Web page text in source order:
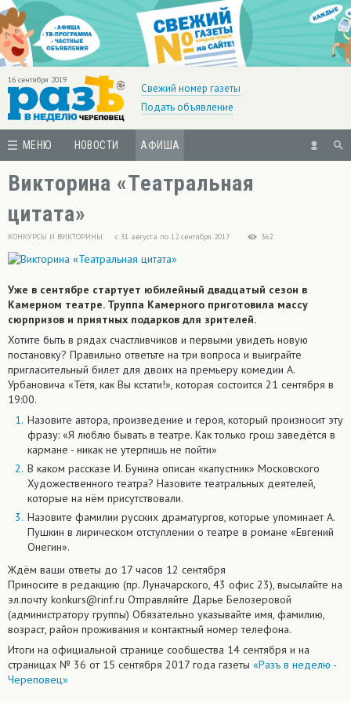
16 сентября 2019
Свежий номер газеты
Подать объявление
МЕНЮ НОВОСТИ АФИША
Викторина «Театральная
цитата»
КОНКУРСЫ И ВИКТОРИНЫ с 31 августа по 12 сентября 2017 362
Уже в сентябре стартует юбилейный двадцатый сезон в
Камерном театре. Труппа Камерного приготовила массу
сюрпризов и приятных подарков для зрителей.
Хотите быть в рядах счастливчиков и первыми увидеть новую
постановку? Правильно ответьте на три вопроса и выиграйте
пригласительный билет для двоих на премьеру комедии А.
Урбановича «Тётя, как Вы кстати!», которая состоится 21 сентября в
19:00.
Назовите автора, произведение и героя, который произносит эту
фразу: «Я люблю бывать в театре. Как только грош заведётся в
кармане - никак не утерпишь не пойти»
В каком рассказе И. Бунина описан «капустник» Московского
Художественного театра? Назовите театральных деятелей,
которые на нём присутствовали.
Назовите фамилии русских драматургов, которые упоминает А.
Пушкин в лирическом отступлении о театре в романе «Евгений
Онегин».
Ждём ваши ответы до 17 часов 12 сентября
Приносите в редакцию (пр. Луначарского, 43 офис 23), высылайте на
эл.почту konkurs@rinf.ru Отправляйте Дарье Белозеровой
(администратору группы) Обязательно указывайте имя, фамилию,
возраст, район проживания и контактный номер телефона.
Итоги на официальной странице сообщества 14 сентября и на
страницах № 36 от 15 сентября 2017 года газеты «Разъ в неделю -
Череповец»